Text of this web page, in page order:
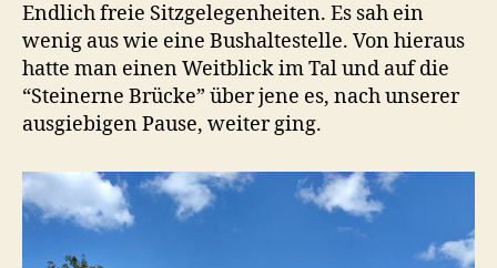
Endlich freie Sitzgelegenheiten. Es sah ein
wenig aus wie eine Bushaltestelle. Von hieraus
hatte man einen Weitblick im Tal und auf die
“Steinerne Brücke” über jene es, nach unserer
ausgiebigen Pause, weiter ging.